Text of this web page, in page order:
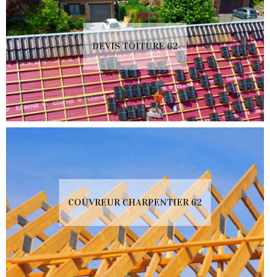
DEVIS TOITURE 62
COUVREUR CHARPENTIER 62